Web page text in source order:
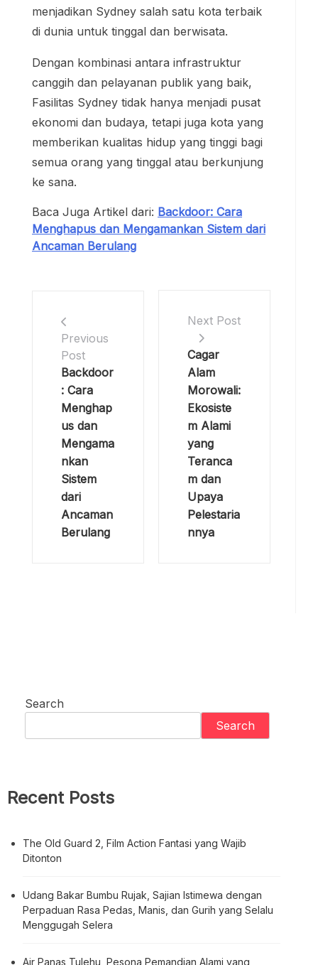
menjadikan Sydney salah satu kota terbaik
di dunia untuk tinggal dan berwisata.
Dengan kombinasi antara infrastruktur
canggih dan pelayanan publik yang baik,
Fasilitas Sydney tidak hanya menjadi pusat
ekonomi dan budaya, tetapi juga kota yang
memberikan kualitas hidup yang tinggi bagi
semua orang yang tinggal atau berkunjung
ke sana.
Baca Juga Artikel dari: Backdoor: Cara
Menghapus dan Mengamankan Sistem dari
Ancaman Berulang
Previous
Post
Backdoor
: Cara
Menghap
us dan
Mengama
nkan
Sistem
dari
Ancaman
Berulang
Next Post
Cagar
Alam
Morowali:
Ekosiste
m Alami
yang
Teranca
m dan
Upaya
Pelestaria
nnya
Search
Search
Recent Posts
The Old Guard 2, Film Action Fantasi yang Wajib
Ditonton
Udang Bakar Bumbu Rujak, Sajian Istimewa dengan
Perpaduan Rasa Pedas, Manis, dan Gurih yang Selalu
Menggugah Selera
Air Panas Tulehu, Pesona Pemandian Alami yang